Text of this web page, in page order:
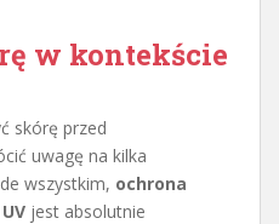
w kontekście
skórę przed
uwagę na kilka
wszystkim, ochrona
jest absolutnie